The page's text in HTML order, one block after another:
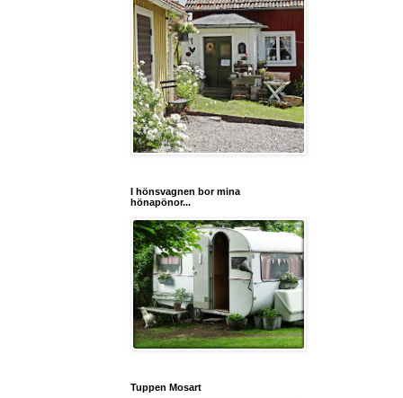
I hönsvagnen bor mina
hönapönor...
Tuppen Mosart